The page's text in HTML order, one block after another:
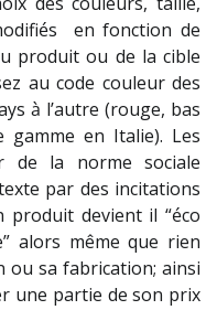
en fonction de
produit ou de la cible
au code couleur des
à l’autre (rouge, bas
gamme en Italie). Les
de la norme sociale
par des incitations
produit devient il “éco
alors même que rien
ou sa fabrication; ainsi
une partie de son prix